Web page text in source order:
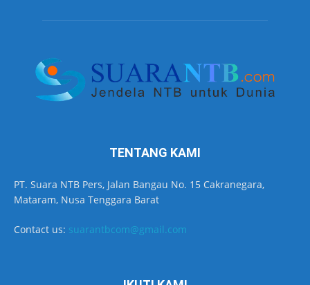
TENTANG KAMI
PT. Suara NTB Pers, Jalan Bangau No. 15 Cakranegara,
Mataram, Nusa Tenggara Barat
Contact us: suarantbcom@gmail.com